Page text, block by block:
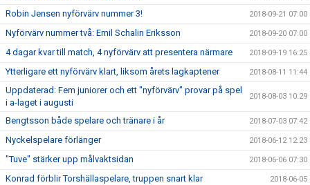
Robin Jensen nyförvärv nummer 3! 2018-09-21 07:00
Nyförvärv nummer två: Emil Schalin Eriksson 2018-09-20 07:00
4 dagar kvar till match, 4 nyförvärv att presentera närmare 2018-09-19 16:25
Ytterligare ett nyförvärv klart, liksom årets lagkaptener 2018-08-11 11:44
Uppdaterad: Fem juniorer och ett "nyförvärv" provar på spel
i a-laget i augusti
2018-08-03 10:29
Bengtsson både spelare och tränare i år 2018-07-03 07:42
Nyckelspelare förlänger 2018-06-12 12:23
"Tuve" stärker upp målvaktsidan 2018-06-06 07:30
Konrad förblir Torshällaspelare, truppen snart klar 2018-06-05